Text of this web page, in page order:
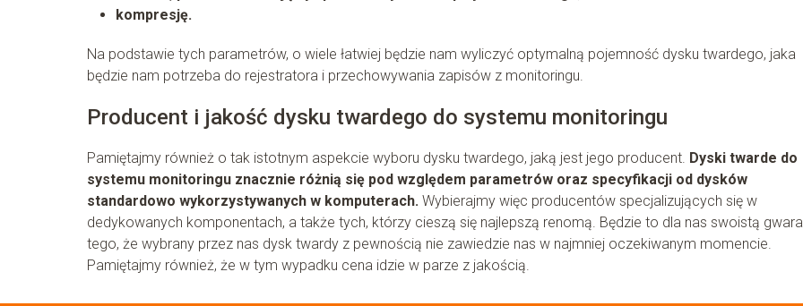
kompresję.
Na podstawie tych parametrów, o wiele łatwiej będzie nam wyliczyć optymalną pojemność dysku twardego, jaka
będzie nam potrzeba do rejestratora i przechowywania zapisów z monitoringu.
Producent i jakość dysku twardego do systemu monitoringu
Pamiętajmy również o tak istotnym aspekcie wyboru dysku twardego, jaką jest jego producent. Dyski twarde do
systemu monitoringu znacznie różnią się pod względem parametrów oraz specyfikacji od dysków
standardowo wykorzystywanych w komputerach. Wybierajmy więc producentów specjalizujących się w
dedykowanych komponentach, a także tych, którzy cieszą się najlepszą renomą. Będzie to dla nas swoistą
tego, że wybrany przez nas dysk twardy z pewnością nie zawiedzie nas w najmniej oczekiwanym momencie.
Pamiętajmy również, że w tym wypadku cena idzie w parze z jakością.